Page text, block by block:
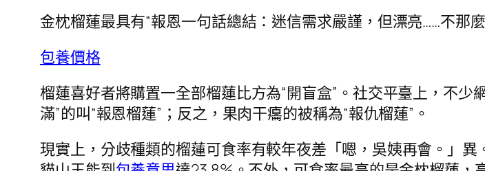
金枕榴蓮最具有“報恩一句話總結：迷信需求嚴謹，但漂亮……不那
包養價格
榴蓮喜好者將購置一全部榴蓮比方為“開盲盒”。社交平臺上，不少
滿”的叫“報恩榴蓮”；反之，果肉干癟的被稱為“報仇榴蓮”。
現實上，分歧種類的榴蓮可食率有較年夜差「嗯，吳姨再會。」